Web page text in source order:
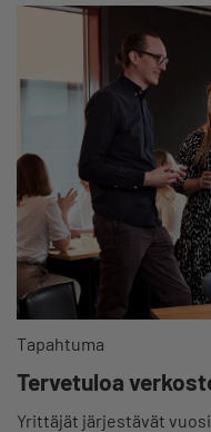
Tapahtuma
Tervetuloa
Yrittäjät järjestävät